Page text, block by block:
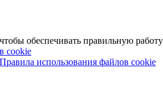
обеспечивать правильную
cookie
Правила использования файлов cookie